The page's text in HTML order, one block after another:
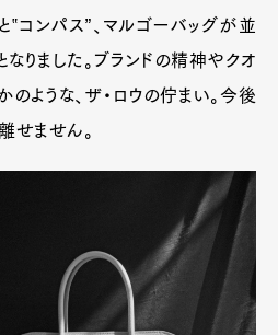
‟コンパス”、マルゴーバッグが並
なりました。ブランドの精神やクオ
のような、ザ・ロウの佇まい。今後
せません。